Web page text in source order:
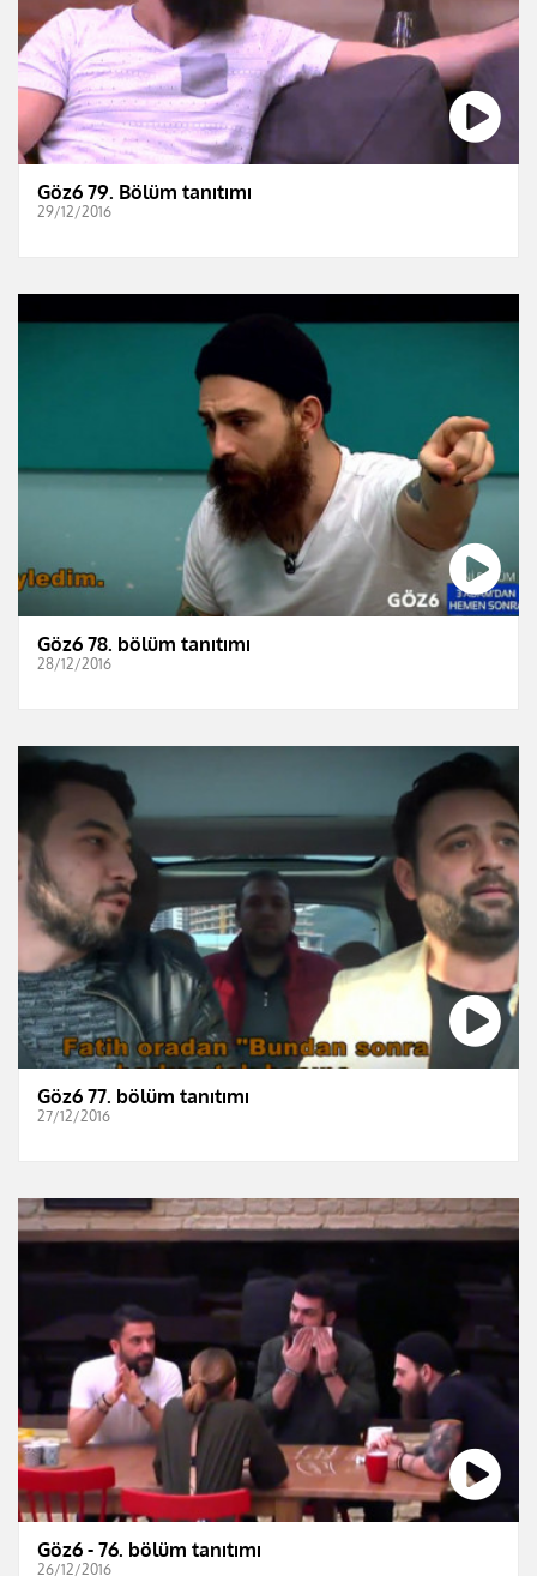
Göz6 79. Bölüm tanıtımı
29/12/2016
Göz6 78. bölüm tanıtımı
28/12/2016
Göz6 77. bölüm tanıtımı
27/12/2016
Göz6 - 76. bölüm tanıtımı
26/12/2016